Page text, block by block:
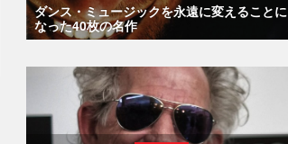
ダンス・ミュージックを永遠に変えることに
なった40枚の名作